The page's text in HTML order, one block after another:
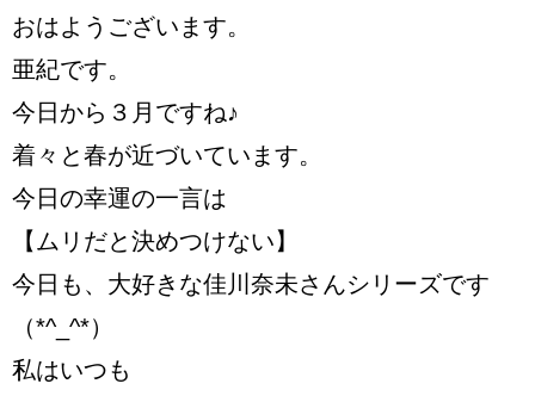
おはようございます。
亜紀です。
今日から３月ですね♪
着々と春が近づいています。
今日の幸運の一言は
【ムリだと決めつけない】
今日も、大好きな佳川奈未さんシリーズです
（*^_^*）
私はいつも